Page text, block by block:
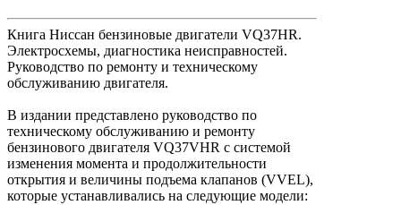
Книга Ниссан бензиновые двигатели VQ37HR.
Электросхемы, диагностика неисправностей.
Руководство по ремонту и техническому
обслуживанию двигателя.
В издании представлено руководство по
техническому обслуживанию и ремонту
бензинового двигателя VQ37VHR c системой
изменения момента и продолжительности
открытия и величины подъема клапанов (VVEL),
которые устанавливались на следующие модели: